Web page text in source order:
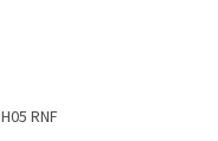
H05 RNF